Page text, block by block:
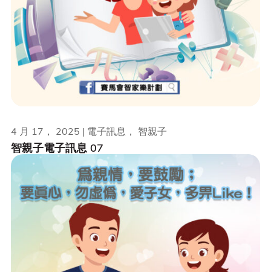
智親子電子訊息 07
4 月 17， 2025 | 電子訊息， 智親子